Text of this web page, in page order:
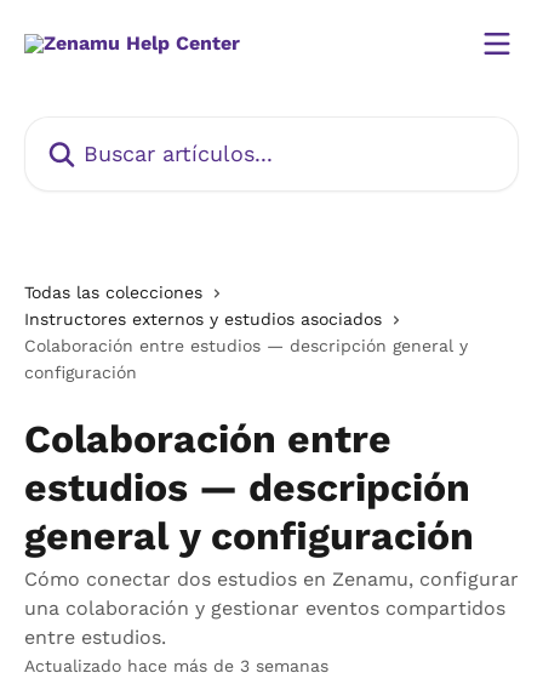
Todas las colecciones
Instructores externos y estudios asociados
Colaboración entre estudios — descripción general y
configuración
Colaboración entre
estudios — descripción
general y configuración
Cómo conectar dos estudios en Zenamu, configurar
una colaboración y gestionar eventos compartidos
entre estudios.
Actualizado hace más de 3 semanas